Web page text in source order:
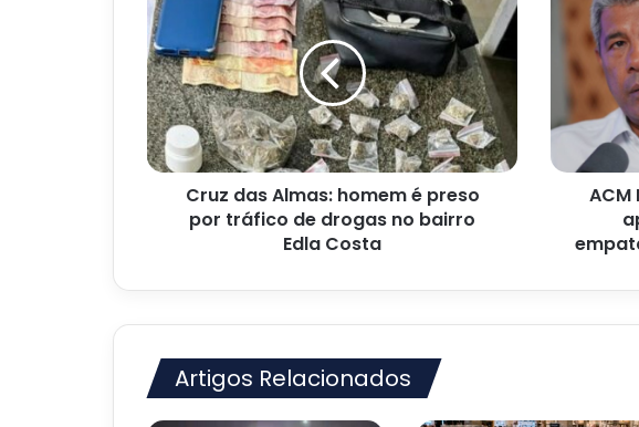
das
Almas:
homem
é
preso
por
tráfico
de
drogasCruz das Almas: homem é preso
por tráfico de drogas no bairro
Edla Costa
Neto
Jerônimo
Rodrigues
aparecem
empatados,
diz
pesquisa
Time
ACM
Artigos Relacionados